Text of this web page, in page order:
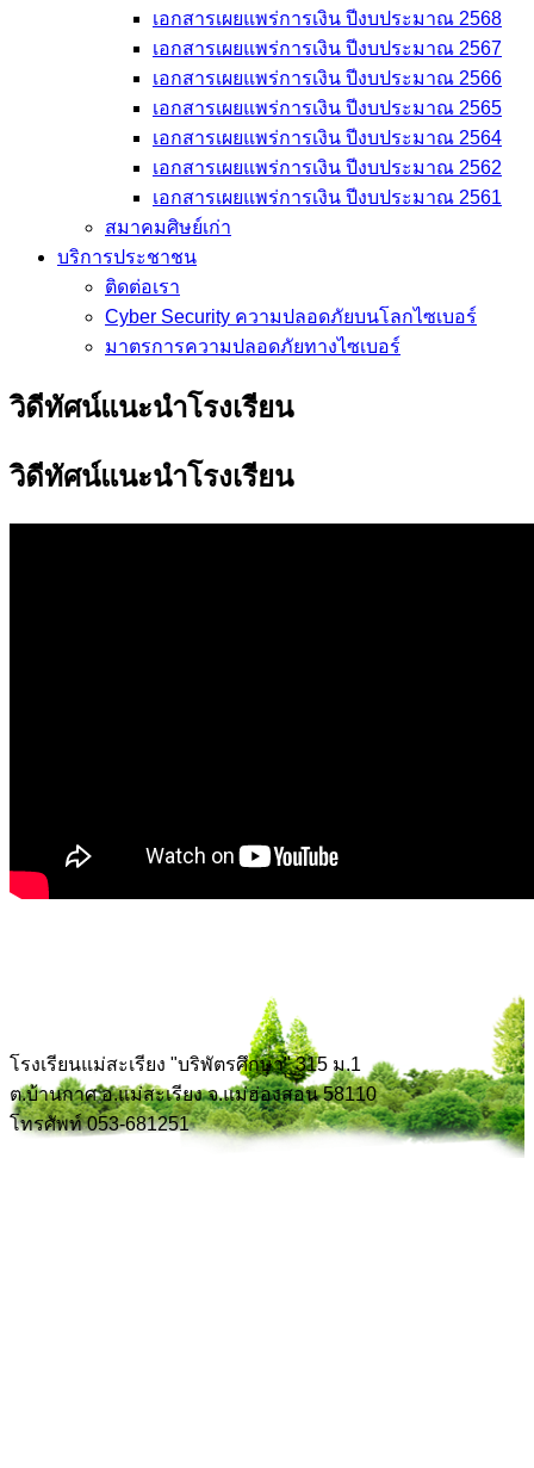
เอกสารเผยแพร่การเงิน ปีงบประมาณ 2568
เอกสารเผยแพร่การเงิน ปีงบประมาณ 2567
เอกสารเผยแพร่การเงิน ปีงบประมาณ 2566
เอกสารเผยแพร่การเงิน ปีงบประมาณ 2565
เอกสารเผยแพร่การเงิน ปีงบประมาณ 2564
เอกสารเผยแพร่การเงิน ปีงบประมาณ 2562
เอกสารเผยแพร่การเงิน ปีงบประมาณ 2561
สมาคมศิษย์เก่า
บริการประชาชน
ติดต่อเรา
Cyber Security ความปลอดภัยบนโลกไซเบอร์
มาตรการความปลอดภัยทางไซเบอร์
วิดีทัศน์แนะนำโรงเรียน
วิดีทัศน์แนะนำโรงเรียน
โรงเรียนแม่สะเรียง "บริพัตรศึกษา" 315 ม.1
ต.บ้านกาศ อ.แม่สะเรียง จ.แม่ฮ่องสอน 58110
โทรศัพท์ 053-681251